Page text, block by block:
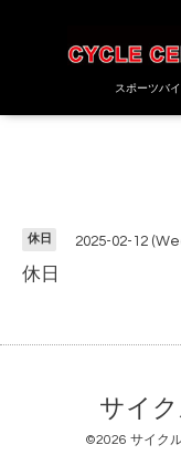
スポーツバ
休日 2025-02-12
休日
サイ
©2026 サイク